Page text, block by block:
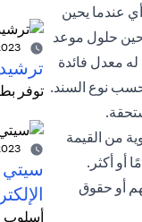
عندما يحين
حين حلول موعد
له معدل فائدة
على فترات منتظمة على مدى فترة تتراوح من شهر واحد إلى 30 عامًا بحسب نوع السند.
من القيمة
أو حقوق
توفر
سيتي
أسلوب